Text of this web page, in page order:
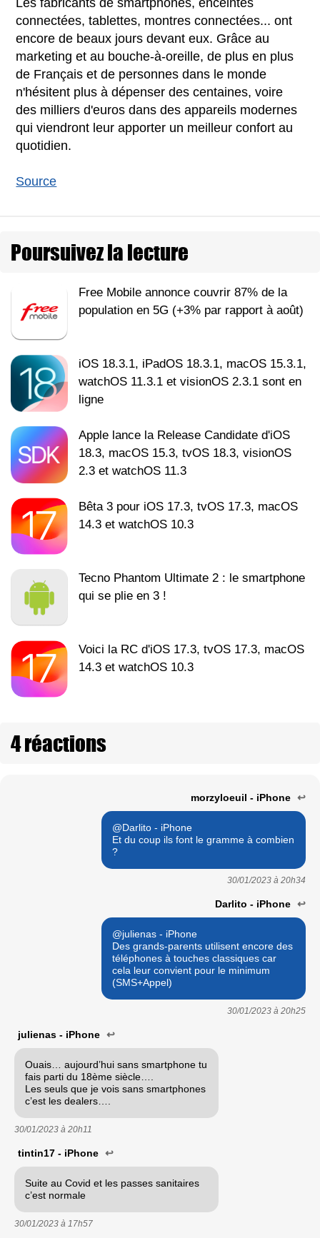
Les fabricants de smartphones, enceintes
connectées, tablettes, montres connectées... ont
encore de beaux jours devant eux. Grâce au
marketing et au bouche-à-oreille, de plus en plus
de Français et de personnes dans le monde
n'hésitent plus à dépenser des centaines, voire
des milliers d'euros dans des appareils modernes
qui viendront leur apporter un meilleur confort au
quotidien.
Source
Poursuivez la lecture
Free Mobile annonce couvrir 87% de la
population en 5G (+3% par rapport à août)
iOS 18.3.1, iPadOS 18.3.1, macOS 15.3.1,
watchOS 11.3.1 et visionOS 2.3.1 sont en
ligne
Apple lance la Release Candidate d'iOS
18.3, macOS 15.3, tvOS 18.3, visionOS
2.3 et watchOS 11.3
Bêta 3 pour iOS 17.3, tvOS 17.3, macOS
14.3 et watchOS 10.3
Tecno Phantom Ultimate 2 : le smartphone
qui se plie en 3 !
Voici la RC d'iOS 17.3, tvOS 17.3, macOS
14.3 et watchOS 10.3
4 réactions
morzyloeuil - iPhone ↩
@Darlito - iPhone
Et du coup ils font le gramme à combien
?
30/01/2023 à 20h34
Darlito - iPhone ↩
@julienas - iPhone
Des grands-parents utilisent encore des
téléphones à touches classiques car
cela leur convient pour le minimum
(SMS+Appel)
30/01/2023 à 20h25
julienas - iPhone ↩
Ouais… aujourd’hui sans smartphone tu
fais parti du 18ème siècle….
Les seuls que je vois sans smartphones
c’est les dealers….
30/01/2023 à 20h11
tintin17 - iPhone ↩
Suite au Covid et les passes sanitaires
c’est normale
30/01/2023 à 17h57